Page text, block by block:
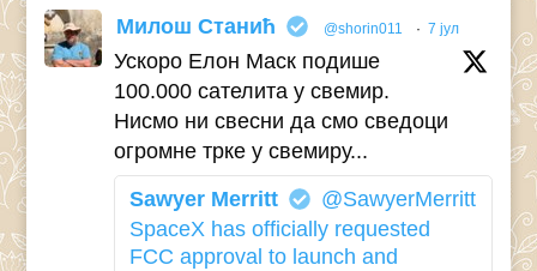
Милош Станић @shorin011 · 7 јул
Ускоро Елон Маск подише
100.000 сателита у свемир.
Нисмо ни свесни да смо сведоци
огромне трке у свемиру...
Sawyer Merritt
@SawyerMerritt
SpaceX has officially requested
FCC approval to launch and